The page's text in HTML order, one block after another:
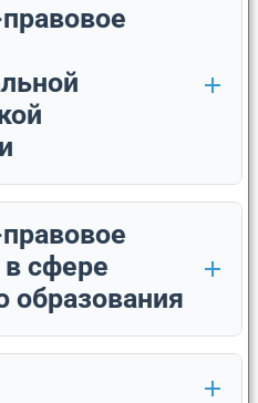
сфере
образования